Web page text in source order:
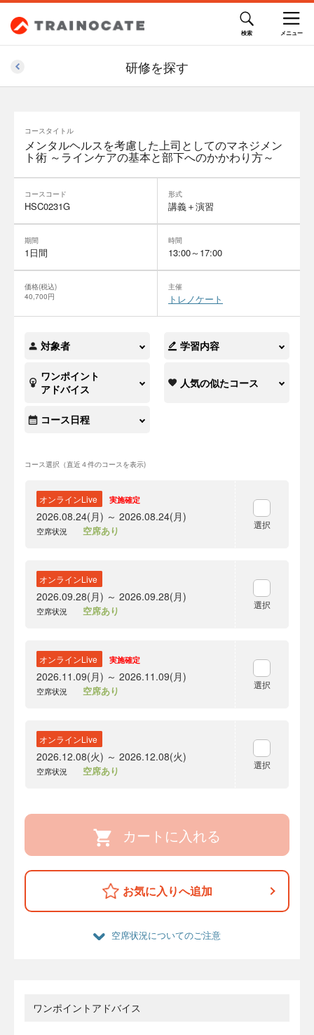
研修を探す
コースタイトル
メンタルヘルスを考慮した上司としてのマネジメン
ト術 ～ラインケアの基本と部下へのかかわり方～
コースコード
HSC0231G
形式
講義＋演習
期間
1日間
時間
13:00～17:00
価格(税込)
40,700円
主催
トレノケート
対象者 学習内容
ワンポイント
アドバイス
人気の似たコース
コース日程
コース選択（直近４件のコースを表示)
オンラインLive 実施確定
2026.08.24(月) ～ 2026.08.24(月)
空席状況 空席あり 選択
オンラインLive
2026.09.28(月) ～ 2026.09.28(月)
空席状況 空席あり 選択
オンラインLive 実施確定
2026.11.09(月) ～ 2026.11.09(月)
空席状況 空席あり 選択
オンラインLive
2026.12.08(火) ～ 2026.12.08(火)
空席状況 空席あり 選択
カートに入れる
お気に入りへ追加
空席状況についてのご注意
ワンポイントアドバイス